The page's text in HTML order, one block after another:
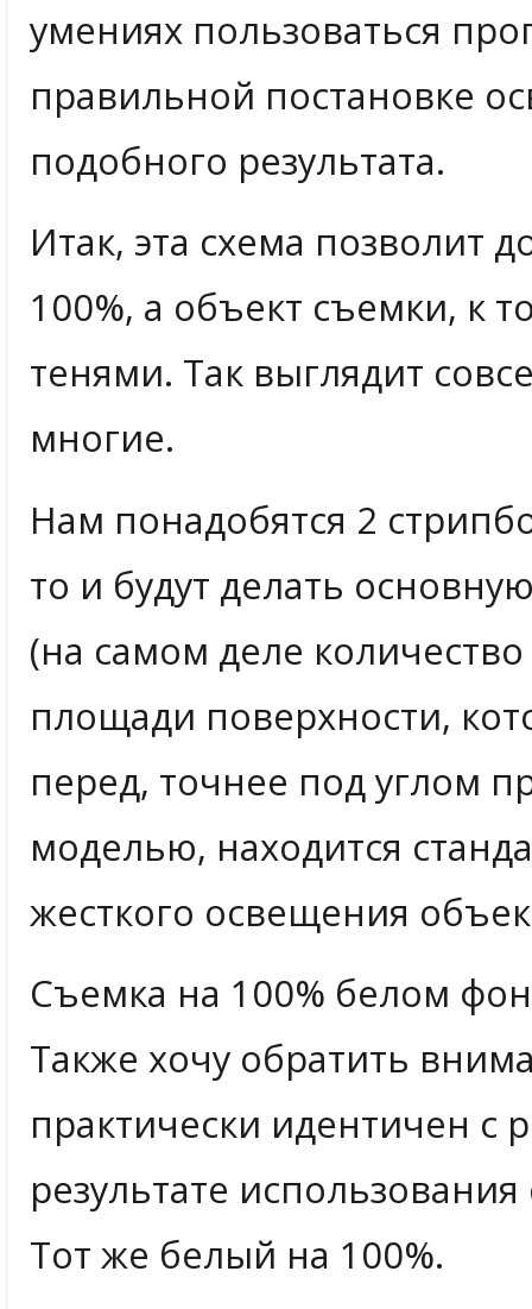
умениях пользоваться
правильной постановке
подобного результата.
Итак, эта схема позволит
100%, а объект съемки, к
тенями. Так выглядит
многие.
Нам понадобятся 2
то и будут делать
(на самом деле
площади поверхности,
перед, точнее под углом
моделью, находится
жесткого освещения
Съемка на 100% белом
Также хочу обратить
практически идентичен с
результате
Тот же белый на 100%.